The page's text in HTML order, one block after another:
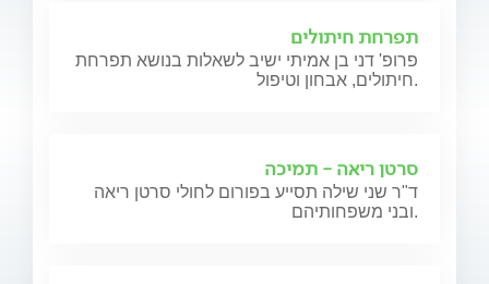
תפרחת חיתולים
פרופ' דני בן אמיתי ישיב לשאלות בנושא תפרחת
חיתולים, אבחון וטיפול.
סרטן ריאה - תמיכה
ד"ר שני שילה תסייע בפורום לחולי סרטן ריאה
ובני משפחותיהם.